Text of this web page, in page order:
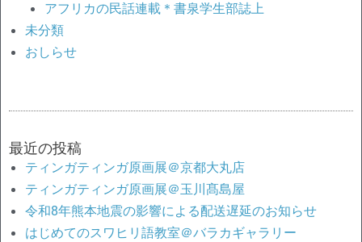
アフリカの民話連載＊書泉学生部誌上
未分類
おしらせ
最近の投稿
ティンガティンガ原画展＠京都大丸店
ティンガティンガ原画展＠玉川髙島屋
令和8年熊本地震の影響による配送遅延のお知らせ
はじめてのスワヒリ語教室＠バラカギャラリー